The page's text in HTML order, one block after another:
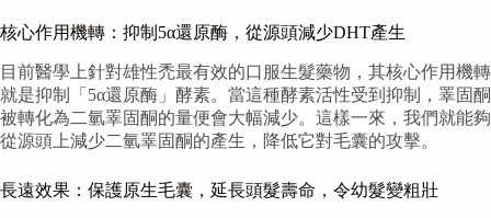
核心作用機轉：抑制5α還原酶，從源頭減少DHT產生
目前醫學上針對雄性禿最有效的口服生髮藥物，其核心作用機轉
就是抑制「5α還原酶」酵素。當這種酵素活性受到抑制，睪固酮
被轉化為二氫睪固酮的量便會大幅減少。這樣一來，我們就能夠
從源頭上減少二氫睪固酮的產生，降低它對毛囊的攻擊。
長遠效果：保護原生毛囊，延長頭髮壽命，令幼髮變粗壯